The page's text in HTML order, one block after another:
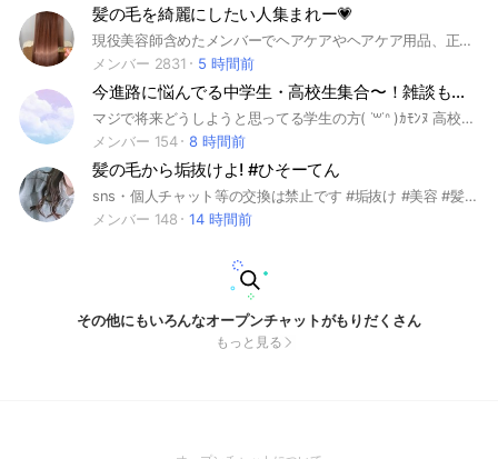
ています。 人間関係の悩み、対人関係の悩み、人付き合いの
悩み、人間不信、人見知り、不登校、差別、いじめ、親子関
係、友達関係、恋愛、勉強、部活、サークルなどなど。 スト
レス、不安を抱えている方はどうぞ発言ください。このオプチ
ャでお話ください。メンタル 辛い方。限界の方。ここは悩み
事を相談する部屋です。参加は学生さん、大人でも構いません
がメインは学生年代の相談です。辛いことを分かち合いましょ
う。現在の参加者は中高生が多く、一部小学生、そして大人。
日常生活のことから恋愛まで。新年度、新学期、新生活の不安
などすっきりしませんか。話を聞いて欲しい方、ストレスフリ
ーに近づきましょう。 新型肺炎コロナ感染拡大で問題も起き
てることでしょう。学校閉鎖、学級閉鎖、学年閉鎖。。 学生
の人生相談、学生の悩み相談、学生の恋愛相談、人生の悩み、
兄弟の悩み、姉妹の悩み、友達の悩み、学校嫌い、学校が嫌い
自分の居場所、1人で寂しい、1人ぼっち、疲れた、ヤングケア
ラー、心の病、転校、通信制、休校、受験、恋バナ、恋話、恋
愛束縛、恋愛相談、青春、高校、中学校、生徒、精神科、心療
内科、病気、障害、発達障害、知的障害、障害者、障害児、施
設、児童養護、眠れない、眠れず、ぼっち、愚痴、孤独、不
代 同世代 ネッ友悩み インターネット トラブル 友達
髪の毛を綺麗にしたい人集まれー💗
現役美容師含めたメンバーでヘアケアやヘアケア用品、正しい毛髪知識や、知って得する豆知識、ヘアスタイルのご相談や口コミなど共有できる環境です！
メンバー 2831
5 時間前
今進路に悩んでる中学生・高校生集合〜！雑談もOK( ᐛ👍)
マジで将来どうしようと思ってる学生の方( ˙꒳​˙ᐢ )ｶﾓﾝﾇ 高校大学や進路選択、就職などの話をたくさんできたらなーと思ってます！一緒に悩んで少しずつ乗り越えていきましょう 雑談もして楽しみましょ〜 今から学力を上げたい方もぜひぜひ！ ※入ったらまず自己紹介をしてくれると嬉しいです、管理人が泣いて喜びます ※管理人は現在大学1年生です、予めご了承ください((*_ _) ※あと管理人はゴリゴリ文系です＼_(・ω・`)ココ大事 ~ここがあなたにとって最高の居場所になりますように~ #進路#学生#中学生#高校生#中学校#高校#高校1年生#高校2年生#高校3年生#高校一年生#高校二年生#高校三年生#受験期#勉強#模試#受験生#受験#高校#高校受験#大学#悩み#将来#志望大学#夢#学部#学科#雑談#質問#質問部屋#希望#文理選択#文系#理系#共通テスト#志望学部#二次試験#推薦#オープンキャンパス#OC#全日制#定時制#通信制#志望校#大学受験#目標#一般選抜#選抜#小論文#入試#面接#総合型選抜#成績#不登校#資格#学習#英検#合格#考査#テスト#偏差値#進学校#自称進学校#自称進#私立#国公立#国立#公立#ランク#vlog#短期大学#短大#専門学校#学力#青春#課外#不安#苦労#教科#相談#奨学金#学費#人間関係#検定#就職#高卒#高卒認定試験#面談#仕事#資格#同年代#辛い#病み#努力#モチベ#モチベーション#勉強会#赤点#赤点回避#追試#JK#DK#男子校#女子校#絶望#基礎#覚悟#居場所#参考書#チャート#試験#挫折#判定#テスト勉強#留学#垢抜け#海外#逆転#逆転合格#絶対できる
メンバー 154
8 時間前
髪の毛から垢抜けよ! #ひそーてん
sns・個人チャット等の交換は禁止です #垢抜け #美容 #髪の毛 #髪質 #可愛くなりたい! #緋想天 #ひそーてん #新撰組
メンバー 148
14 時間前
その他にもいろんなオープンチャットがもりだくさん
もっと見る